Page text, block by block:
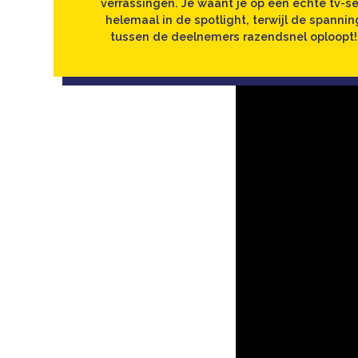
verrassingen. Je waant je op een echte tv-
helemaal in de spotlight, terwijl de
tussen de deelnemers razendsnel oploopt!